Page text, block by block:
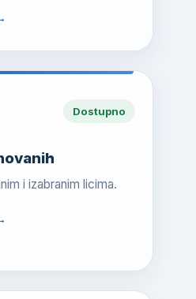
Dostupno
i izabranim licima.